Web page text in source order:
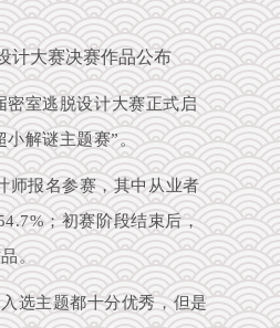
密室逃脱设计大赛正式启
小解谜主题赛”。
师报名参赛，其中从业者
；初赛阶段结束后，
。
选主题都十分优秀，但是